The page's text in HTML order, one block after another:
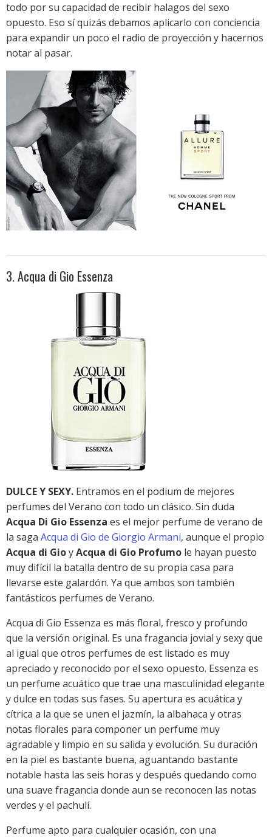
todo por su capacidad de recibir halagos del sexo
opuesto. Eso sí quizás debamos aplicarlo con conciencia
para expandir un poco el radio de proyección y hacernos
notar al pasar.
3. Acqua di Gio Essenza
DULCE Y SEXY. Entramos en el podium de mejores
perfumes del Verano con todo un clásico. Sin duda
Acqua Di Gio Essenza es el mejor perfume de verano de
la saga Acqua di Gio de Giorgio Armani, aunque el propio
Acqua di GioyAcqua di Gio Profumo le hayan puesto
muy difícil la batalla dentro de su propia casa para
llevarse este galardón. Ya que ambos son también
fantásticos perfumes de Verano.
Acqua di Gio Essenza es más floral, fresco y profundo
que la versión original. Es una fragancia jovial y sexy que
al igual que otros perfumes de est listado es muy
apreciado y reconocido por el sexo opuesto. Essenza es
un perfume acuático que trae una masculinidad elegante
y dulce en todas sus fases. Su apertura es acuática y
cítrica a la que se unen el jazmín, la albahaca y otras
notas florales para componer un perfume muy
agradable y limpio en su salida y evolución. Su duración
en la piel es bastante buena, aguantando bastante
notable hasta las seis horas y después quedando como
una suave fragancia donde aun se reconocen las notas
verdes y el pachulí.
Perfume apto para cualquier ocasión, con una